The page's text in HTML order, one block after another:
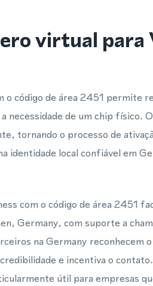
virtual
código de área 2451 permite
necessidade de um chip físico.
tornando o processo de
identidade local confiável em
com o código de área 2451
Germany, com suporte a
na Germany reconhecem
e incentiva o
útil para empresas